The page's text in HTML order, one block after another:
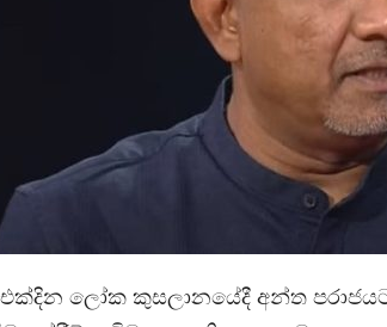
එක්දින ලෝක කුසලානයේදී අන්ත